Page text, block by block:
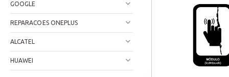
GOOGLE
REPARACOES ONEPLUS
ALCATEL
HUAWEI